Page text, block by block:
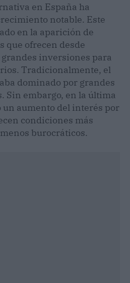
en España ha
notable. Este
en la aparición de
que ofrecen desde
inversiones para
Tradicionalmente, el
dominado por grandes
Sin embargo, en la última
un aumento del interés por
condiciones más
burocráticos.